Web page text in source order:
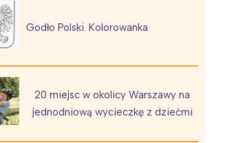
Godło Polski. Kolorowanka
20 miejsc w okolicy Warszawy na
jednodniową wycieczkę z dziećmi